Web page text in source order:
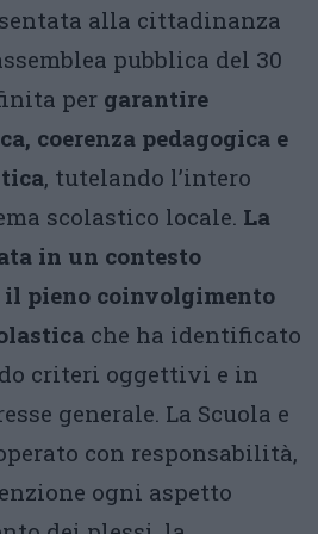
alla cittadinanza
pubblica del 30
per garantire
coerenza pedagogica e
, tutelando l’intero
scolastico locale. La
in un contesto
il pieno coinvolgimento
che ha identificato
criteri oggettivi e in
generale. La Scuola e
con responsabilità,
ogni aspetto